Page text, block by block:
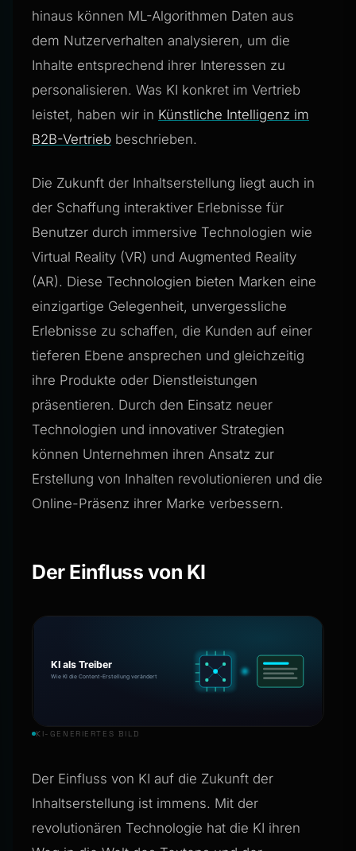
hinaus können ML-Algorithmen Daten aus
dem Nutzerverhalten analysieren, um die
Inhalte entsprechend ihrer Interessen zu
personalisieren. Was KI konkret im Vertrieb
leistet, haben wir in Künstliche Intelligenz im
B2B-Vertrieb beschrieben.
Die Zukunft der Inhaltserstellung liegt auch in
der Schaffung interaktiver Erlebnisse für
Benutzer durch immersive Technologien wie
Virtual Reality (VR) und Augmented Reality
(AR). Diese Technologien bieten Marken eine
einzigartige Gelegenheit, unvergessliche
Erlebnisse zu schaffen, die Kunden auf einer
tieferen Ebene ansprechen und gleichzeitig
ihre Produkte oder Dienstleistungen
präsentieren. Durch den Einsatz neuer
Technologien und innovativer Strategien
können Unternehmen ihren Ansatz zur
Erstellung von Inhalten revolutionieren und die
Online-Präsenz ihrer Marke verbessern.
Der Einfluss von KI
KI-GENERIERTES BILD
Der Einfluss von KI auf die Zukunft der
Inhaltserstellung ist immens. Mit der
revolutionären Technologie hat die KI ihren